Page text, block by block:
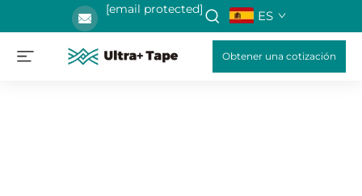
[email protected] ES
Obtener una cotización